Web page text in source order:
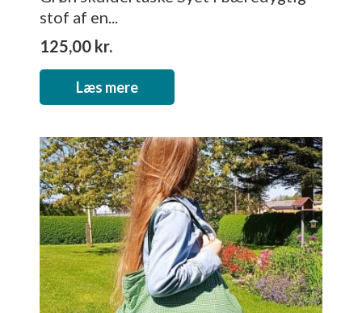
stof af en...
125,00 kr.
Læs mere